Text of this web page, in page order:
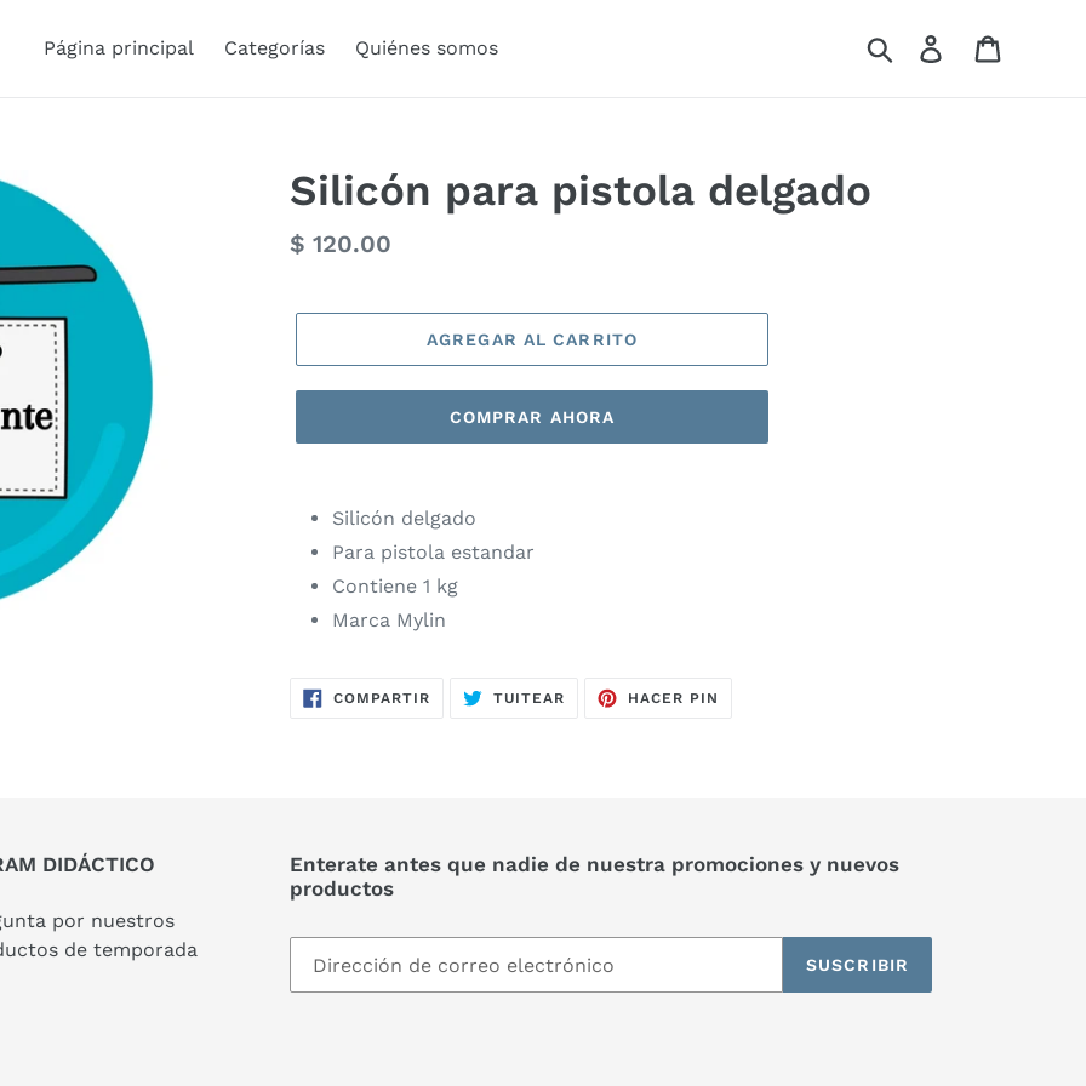
Página principal Categorías Quiénes somos Buscar Ingresar
Silicón para pistola delgado
Precio
$ 120.00
AGREGAR AL CARRITO
COMPRAR AHORA
Silicón delgado
Para pistola estandar
Contiene 1 kg
Marca Mylin
COMPARTIRCOMPARTIRTUITEAR TUITEARHACER PIN
DIDÁCTICO
por nuestros
de temporada
Enterate antes que nadie de nuestra promociones y nuevos
productos
SUSCRIBIR